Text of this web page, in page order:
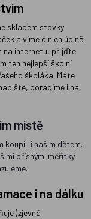
skladem stovky
a víme o nich úplně
na internetu, přijďte
ten nejlepší školní
školáka. Máte
poradíme i na
místě
koupili i našim dětem.
přísnými měřítky
i na dálku
(zjevná